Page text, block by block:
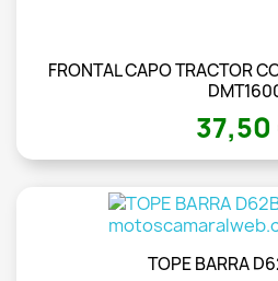
FRONTAL CAPO TRACTOR
37,50
TOPE BARRA